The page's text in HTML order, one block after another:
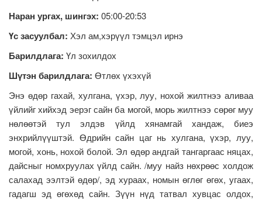
Наран ургах, шингэх: 05:00-20:53
Үс засуулбал: Хэл ам,хэрүүл тэмцэл ирнэ
Барилдлага: Үл зохилдох
Шүтэн барилдлага: Өтлөх үхэхүй
Энэ өдөр гахай, хулгана, үхэр, луу, нохой жилтнээ аливаа
үйлийг хийхэд эерэг сайн ба могой, морь жилтнээ сөрөг муу
нөлөөтэй тул элдэв үйлд хянамгай хандаж, биеэ
энхрийлүүштэй. Өдрийн сайн цаг нь хулгана, үхэр, луу,
могой, хонь, нохой болой. Эл өдөр андгай тангаргаас няцах,
дайсныг номхруулах үйлд сайн. /муу найз нөхрөөс холдож
салахад ээлтэй өдөр/, эд хураах, номын өглөг өгөх, угаах,
гадагш эд өгөхөд сайн. Зүүн нүд татвал хувцас олдох,